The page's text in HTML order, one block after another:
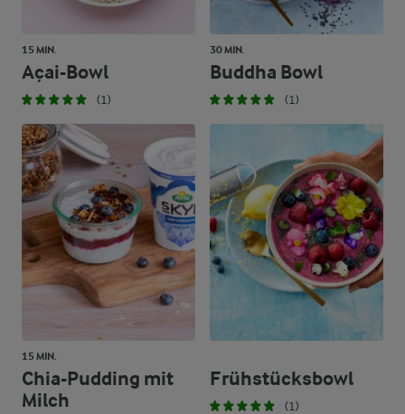
15 MIN.
Açai-Bowl
(1)
30 MIN.
Buddha Bowl
(1)
15 MIN.
Chia-Pudding mit
Milch
Frühstücksbowl
(1)